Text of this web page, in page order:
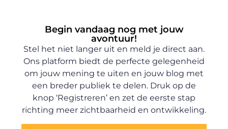
Begin vandaag nog met jouw
avontuur!
Stel het niet langer uit en meld je direct aan.
Ons platform biedt de perfecte gelegenheid
om jouw mening te uiten en jouw blog met
een breder publiek te delen. Druk op de
knop ‘Registreren’ en zet de eerste stap
richting meer zichtbaarheid en ontwikkeling.